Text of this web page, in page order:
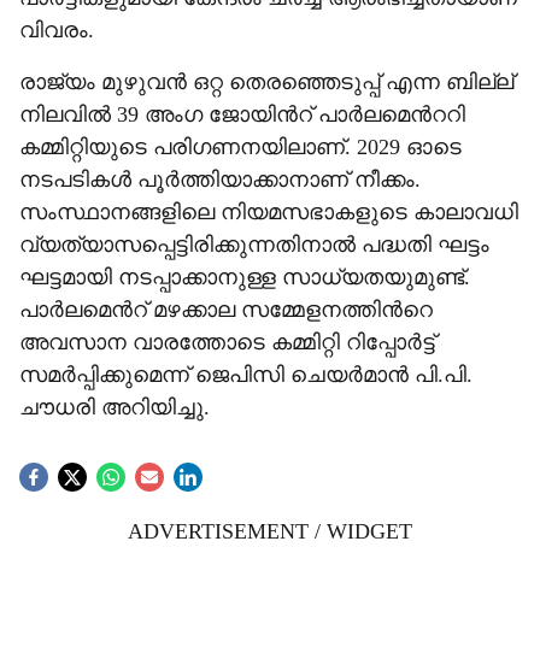
വിവരം.
രാജ്യം മുഴുവൻ ഒറ്റ തെരഞ്ഞെടുപ്പ് എന്ന ബില്ല്
നിലവിൽ 39 അംഗ ജോയിന്‍റ് പാർലമെന്‍ററി
കമ്മിറ്റിയുടെ പരിഗണനയിലാണ്. 2029 ഓടെ
നടപടികൾ‌ പൂർത്തിയാക്കാനാണ് നീക്കം.
സംസ്ഥാനങ്ങളിലെ നിയമസഭാകളുടെ കാലാവധി
വ്യത്യാസപ്പെട്ടിരിക്കുന്നതിനാൽ പദ്ധതി ഘട്ടം
ഘട്ടമായി നടപ്പാക്കാനുള്ള സാധ്യതയുമുണ്ട്.
പാർലമെന്‍റ് മഴക്കാല സമ്മേളനത്തിന്‍റെ
അവസാന വാരത്തോടെ കമ്മിറ്റി റിപ്പോർട്ട്
സമർപ്പിക്കുമെന്ന് ജെപിസി ചെയർമാൻ പി.പി.
ചൗധരി അറിയിച്ചു.
ADVERTISEMENT / WIDGET